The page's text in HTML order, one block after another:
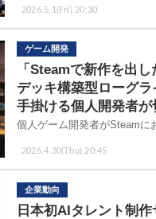
2026.5.1(Fri) 20:30
ゲーム開発
2026.4.30(Thu) 20:45
「Steamで新作を出
デッキ構築型ローグ
手掛ける個人開発者
個人ゲーム開発者がSteamに
企業動向
日本初AIタレント制